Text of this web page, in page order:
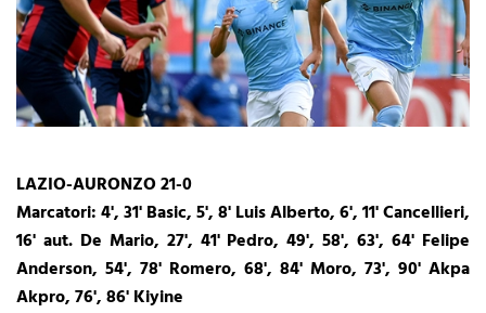
LAZIO-AURONZO 21-0
Marcatori: 4', 31' Basic, 5', 8' Luis Alberto, 6', 11' Cancellieri,
16' aut. De Mario, 27', 41' Pedro, 49', 58', 63', 64' Felipe
Anderson, 54', 78' Romero, 68', 84' Moro, 73', 90' Akpa
Akpro, 76', 86' Kiyine